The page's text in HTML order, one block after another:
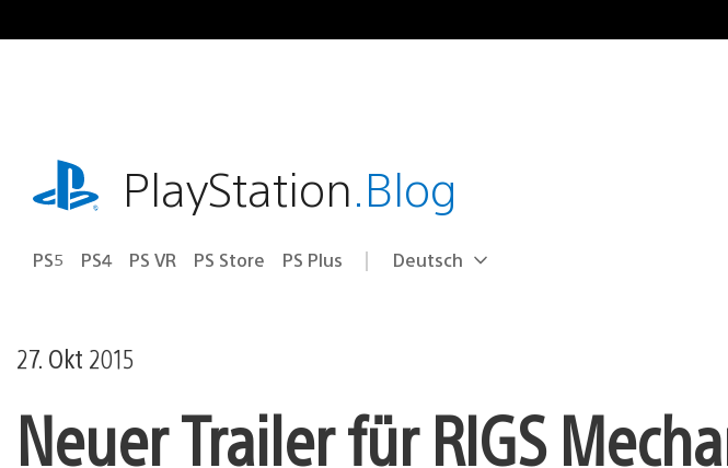
Inhalt
playstation.comPlayStation.Blog
PS5 PS4 PS VR PS Store PS Plus Select
Aktuelle
Deutsch
27. Okt 2015
Neuer Trailer für RIGS